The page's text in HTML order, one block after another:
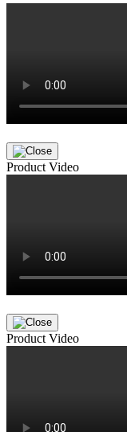
Product Video
Product Video